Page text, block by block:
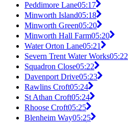
Peddimore Lane05:17
Minworth Island05:18
Minworth Green05:20
Minworth Hall Farm05:20
Water Orton Lane05:21
Severn Trent Water Works05:22
Squadron Close05:22
Davenport Drive05:23
Rawlins Croft05:24
St Athan Croft05:24
Rhoose Croft05:25
Blenheim Way05:25